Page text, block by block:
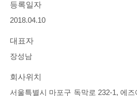
등록일자
2018.04.10
대표자
장성남
회사위치
서울특별시 마포구 독막로 232-1, 에